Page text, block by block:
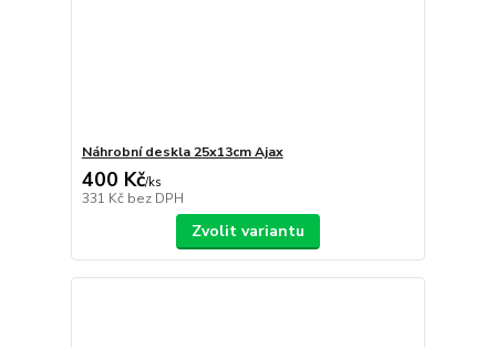
Náhrobní deskla 25x13cm Ajax
400 Kč/ks
331 Kč bez DPH
Zvolit variantu